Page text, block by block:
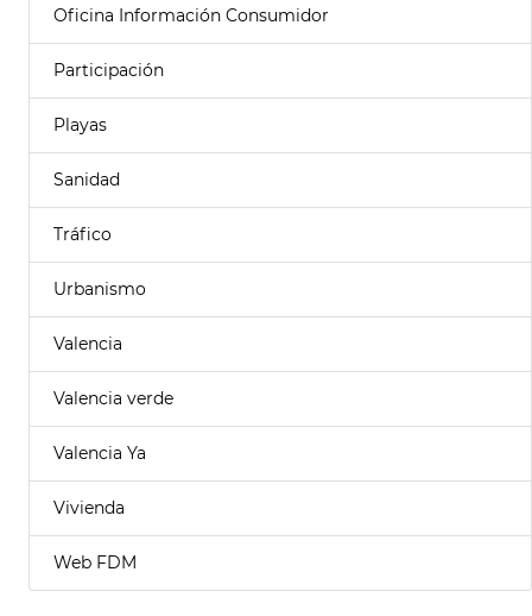
Oficina Información Consumidor
Participación
Playas
Sanidad
Tráfico
Urbanismo
Valencia
Valencia verde
Valencia Ya
Vivienda
Web FDM